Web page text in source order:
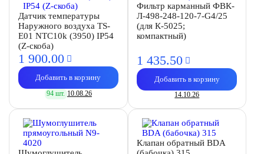
Датчик температуры
Наружного воздуха TS-
E01 NTC10k (3950) IP54
(Z-скоба)
1 900.00
Добавить в корзину
94 шт. 10.08.26
Фильтр карманный ФВК-
Л-498-248-120-7-G4/25
(для К-5025;
компактный)
1 435.50
Добавить в корзину
14.10.26
Клапан обратный BDA